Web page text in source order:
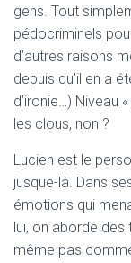
gens. Tout
pédocriminels
d’autres raisons
depuis qu’il en a
d’ironie…) Niveau
les clous, non ?
Lucien est le
jusque-là. Dans
émotions qui
lui, on aborde des
même pas